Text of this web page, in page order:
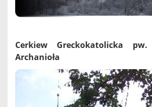
Cerkiew Greckokatolicka
Archanioła